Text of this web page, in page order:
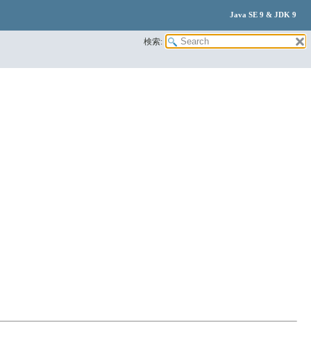
Java SE 9 & JDK 9
検索: